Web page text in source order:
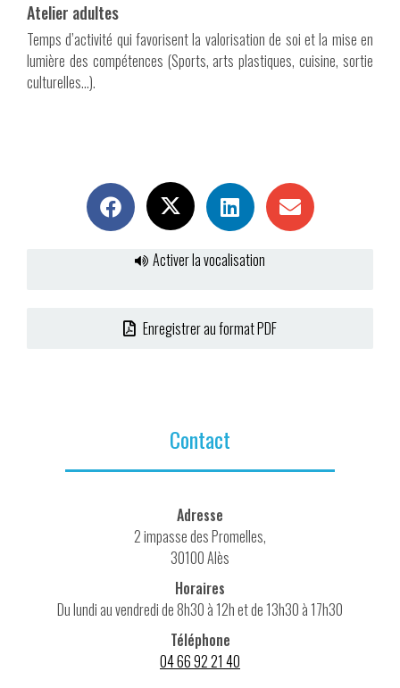
Atelier adultes
Temps d’activité qui favorisent la valorisation de soi et la mise en
lumière des compétences (Sports, arts plastiques, cuisine, sortie
culturelles…).
Activer la vocalisation
Enregistrer au format PDF
Contact
Adresse
2 impasse des Promelles,
30100 Alès
Horaires
Du lundi au vendredi de 8h30 à 12h et de 13h30 à 17h30
Téléphone
04 66 92 21 40